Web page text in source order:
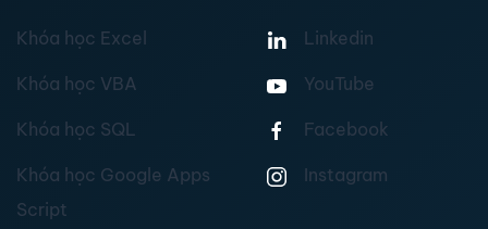
Khóa học Excel
Khóa học VBA
Khóa học SQL
Khóa học Google Apps
Script
Linkedin
YouTube
Facebook
Instagram